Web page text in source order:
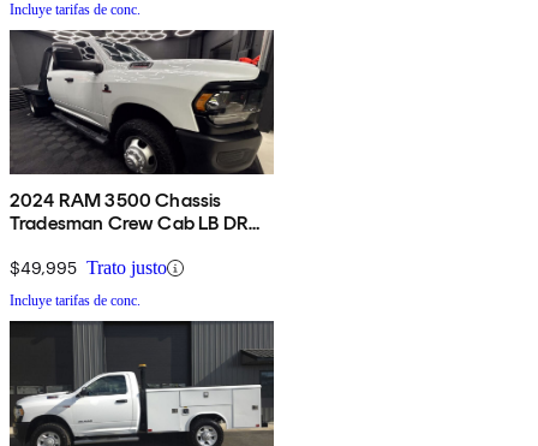
Incluye tarifas de conc.
2024 RAM 3500 Chassis
Tradesman Crew Cab LB DRW
$49,995 Trato justo
Incluye tarifas de conc.